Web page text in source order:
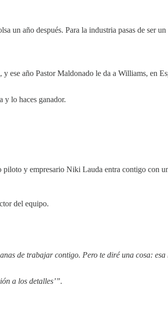
un año después. Para la industria pasas de ser
ese año Pastor Maldonado le da a Williams, en
y lo haces ganador.
y empresario Niki Lauda entra contigo con
del equipo.
de trabajar contigo. Pero te diré una cosa: esa
a los detalles’”.